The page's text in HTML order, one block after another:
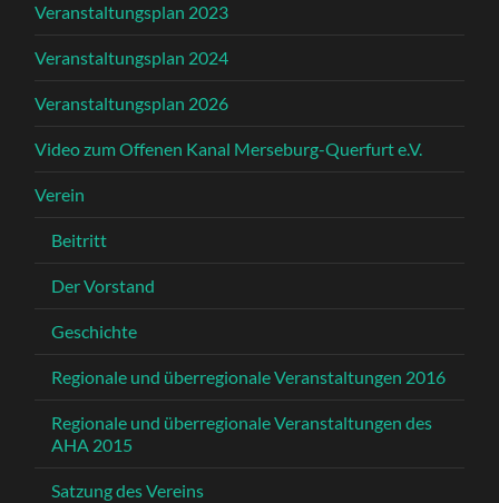
Veranstaltungsplan 2023
Veranstaltungsplan 2024
Veranstaltungsplan 2026
Video zum Offenen Kanal Merseburg-Querfurt e.V.
Verein
Beitritt
Der Vorstand
Geschichte
Regionale und überregionale Veranstaltungen 2016
Regionale und überregionale Veranstaltungen des
AHA 2015
Satzung des Vereins